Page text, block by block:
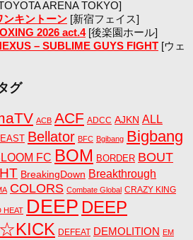
ARENA TOKYO]
ンキントーン [新宿フェイス]
2026 act.4[後楽園ホール]
– SUBLIME GUYS FIGHT [ウェ
グ
ACB ACF ADCC AJKN ALL
Bellator BFC Bgibang Bigbang
FC BOM BORDER BOUT
BreakingDown Breakthrough
COLORS Combate Global CRAZY KING
HEAT DEEP DEEP
DEFEAT DEMOLITION EM